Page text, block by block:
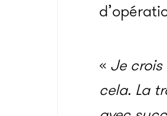
« Je
cela. La